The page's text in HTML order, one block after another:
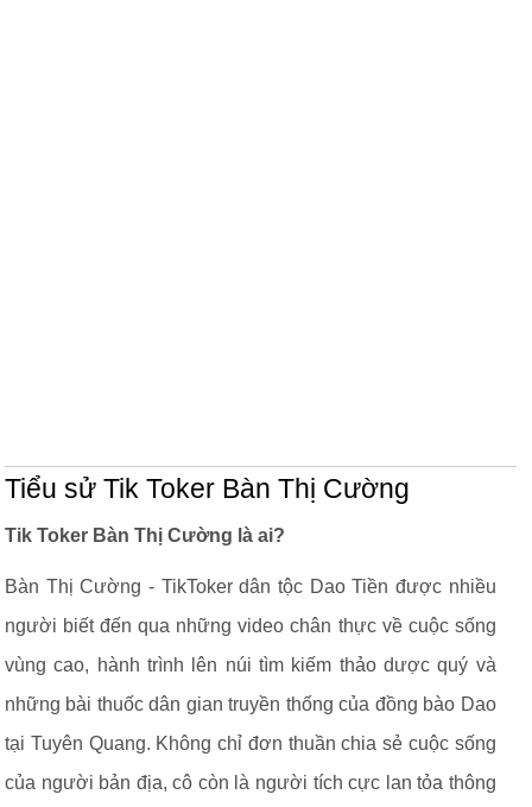
Tiểu sử Tik Toker Bàn Thị Cường
Tik Toker Bàn Thị Cường là ai?
Bàn Thị Cường - TikToker dân tộc Dao Tiền được nhiều
người biết đến qua những video chân thực về cuộc sống
vùng cao, hành trình lên núi tìm kiếm thảo dược quý và
những bài thuốc dân gian truyền thống của đồng bào Dao
tại Tuyên Quang. Không chỉ đơn thuần chia sẻ cuộc sống
của người bản địa, cô còn là người tích cực lan tỏa thông